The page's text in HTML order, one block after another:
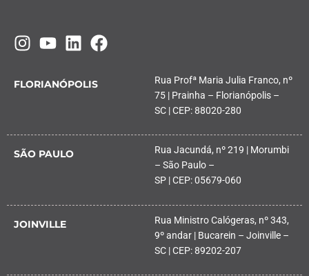
FLORIANÓPOLIS
Rua Profª Maria Julia Franco, nº
75 | Prainha – Florianópolis –
SC | CEP: 88020-280
SÃO PAULO
Rua Jacundá, nº 219 | Morumbi
– São Paulo –
SP | CEP: 05679-060
JOINVILLE
Rua Ministro Calógeras, nº 343,
9º andar | Bucarein – Joinville –
SC | CEP: 89202-207